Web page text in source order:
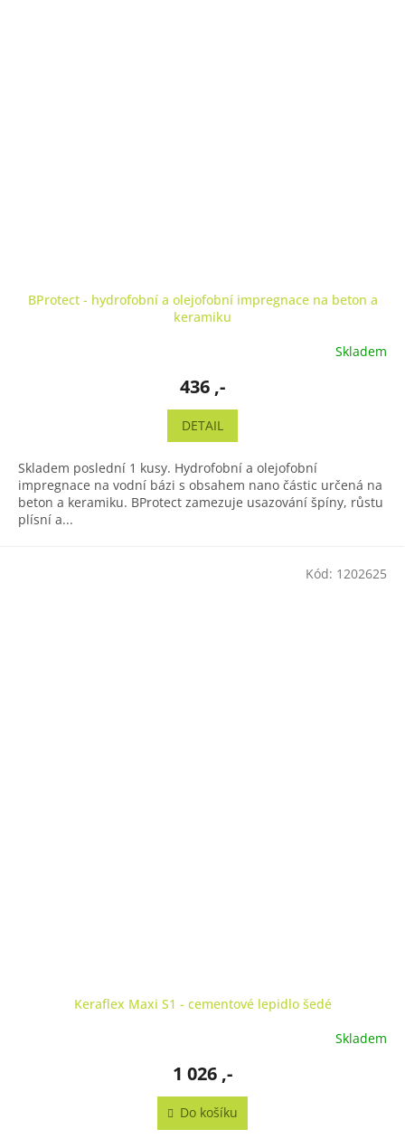
BProtect - hydrofobní a olejofobní impregnace na beton a
keramiku
Skladem
436 ,-
DETAIL
Skladem poslední 1 kusy. Hydrofobní a olejofobní
impregnace na vodní bázi s obsahem nano částic určená na
beton a keramiku. BProtect zamezuje usazování špíny, růstu
plísní a...
Keraflex Maxi S1 - cementové lepidlo šedé
Skladem
1 026 ,-
Do košíku
Kód: 1202625